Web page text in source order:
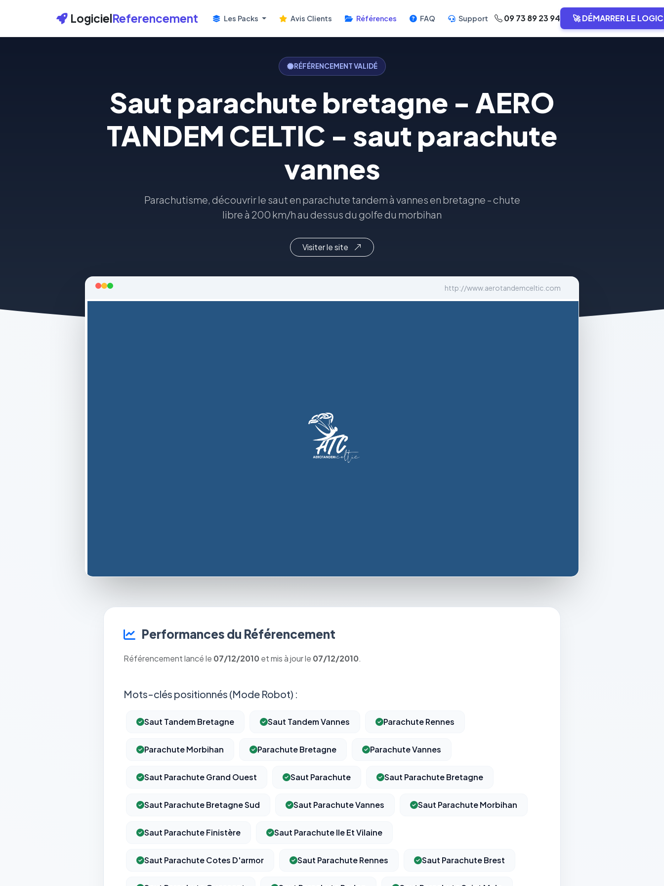
LogicielReferencement Les Packs Avis Clients Références FAQ Support 09 73 89 23 94 🚀 DÉMARRER LE
RÉFÉRENCEMENT VALIDÉ
Saut parachute bretagne - AERO
TANDEM CELTIC - saut parachute
vannes
Parachutisme, découvrir le saut en parachute tandem à vannes en bretagne - chute
libre à 200 km/h au dessus du golfe du morbihan
Visiter le site
http://www.aerotandemceltic.com
Performances du Référencement
Référencement lancé le 07/12/2010 et mis à jour le 07/12/2010.
Mots-clés positionnés (Mode Robot) :
Saut Tandem Bretagne Saut Tandem Vannes Parachute Rennes
Parachute Morbihan Parachute Bretagne Parachute Vannes
Saut Parachute Grand Ouest Saut Parachute Saut Parachute Bretagne
Saut Parachute Bretagne Sud Saut Parachute Vannes Saut Parachute Morbihan
Saut Parachute Finistère Saut Parachute Ile Et Vilaine
Saut Parachute Cotes D'armor Saut Parachute Rennes Saut Parachute Brest